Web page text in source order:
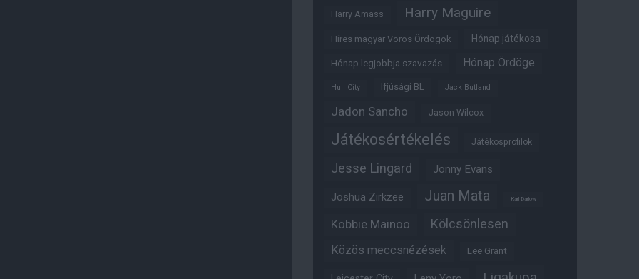
Harry Amass Harry Maguire
Híres magyar Vörös Ördögök Hónap játékosa
Hónap legjobbja szavazás Hónap Ördöge
Hull City Ifjúsági BL Jack Butland
Jadon Sancho Jason Wilcox
Játékosértékelés Játékosprofilok
Jesse Lingard Jonny Evans
Joshua Zirkzee Juan Mata Karl Darlow
Kobbie Mainoo Kölcsönlesen
Közös meccsnézések Lee Grant